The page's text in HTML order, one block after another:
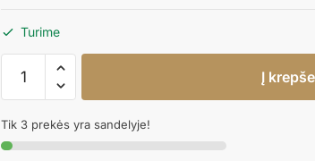
Turime
produkto
kiekis:
FOOTBALL
Į
Tik 3 prekės yra sandelyje!